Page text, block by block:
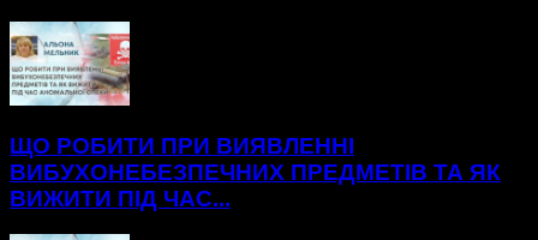
ЩО РОБИТИ ПРИ ВИЯВЛЕННІ
ВИБУХОНЕБЕЗПЕЧНИХ ПРЕДМЕТІВ ТА ЯК
ВИЖИТИ ПІД ЧАС...